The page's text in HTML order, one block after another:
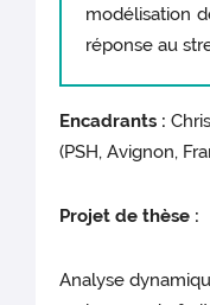
modélisation
réponse au
Encadrants :
(PSH, Avignon,
Projet de thèse :
Analyse